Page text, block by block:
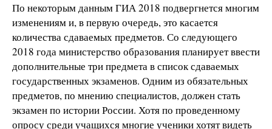
По некоторым данным ГИА 2018 подвергнется многим
изменениям и, в первую очередь, это касается
количества сдаваемых предметов. Со следующего
2018 года министерство образования планирует ввести
дополнительные три предмета в список сдаваемых
государственных экзаменов. Одним из обязательных
предметов, по мнению специалистов, должен стать
экзамен по истории России. Хотя по проведенному
опросу среди учащихся многие ученики хотят видеть